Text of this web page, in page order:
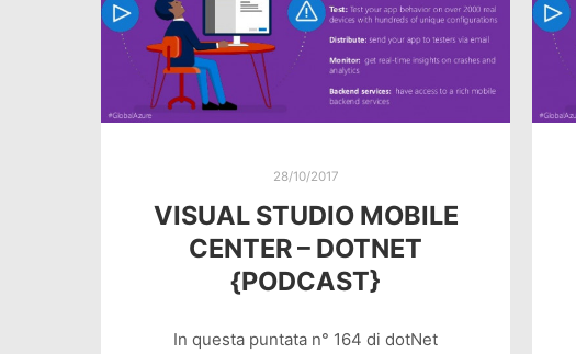
28/10/2017
VISUAL STUDIO MOBILE
CENTER – DOTNET
{PODCAST}
In questa puntata n° 164 di dotNet